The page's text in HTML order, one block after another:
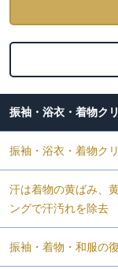
振袖・浴衣・着物ク
振袖・浴衣・着物ク
汗は着物の黄ばみ、
ングで汗汚れを除去
振袖・着物・和服の